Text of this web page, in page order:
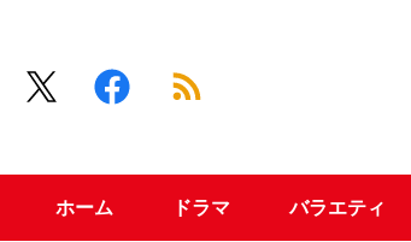
ホーム ドラマ バラエティ